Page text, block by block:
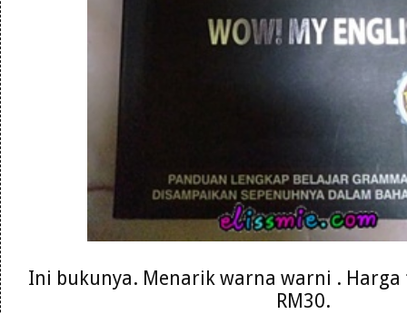
Ini bukunya. Menarik warna warni .
RM30.